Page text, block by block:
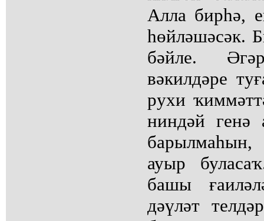
Алла бирһә,
һөйләшәсәк.
бәйле.
вәкилдәре
рухи
ниндәй генә
ауыр
башы
дәүләт